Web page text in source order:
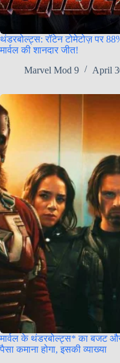
थंडरबोल्ट्स: रॉटेन टोमेटोज़ पर
मार्वल की शानदार जीत!
Marvel Mod 9
April
मार्वल के थंडरबोल्ट्स* का बजट
पैसा कमाना होगा, इसकी व्याख्या